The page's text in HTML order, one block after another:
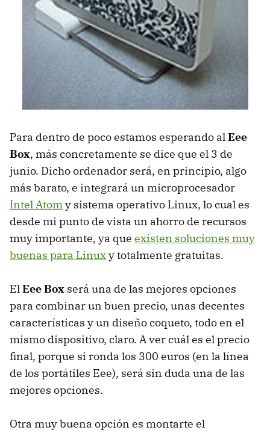
Para dentro de poco estamos esperando alEee
Box, más concretamente se dice que el 3 de
junio. Dicho ordenador será, en principio, algo
más barato, e integrará un microprocesador
Intel Atomy sistema operativo Linux, lo cual es
desde mi punto de vista un ahorro de recursos
muy importante, ya que existen soluciones muy
buenas para Linuxy totalmente gratuitas.
ElEee Box será una de las mejores opciones
para combinar un buen precio, unas decentes
características y un diseño coqueto, todo en el
mismo dispositivo, claro. A ver cuál es el precio
final, porque si ronda los 300 euros (en la línea
de los portátiles Eee), será sin duda una de las
mejores opciones.
Otra muy buena opción es montarte el